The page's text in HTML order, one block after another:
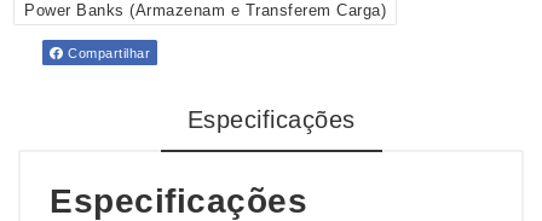
Power Banks (Armazenam e Transferem Carga)
Compartilhar
Especificações
Especificações